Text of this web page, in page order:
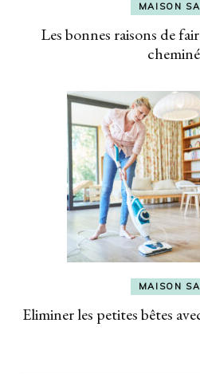
MAISON
Les bonnes raisons de
MAISON
Eliminer les petites bêtes